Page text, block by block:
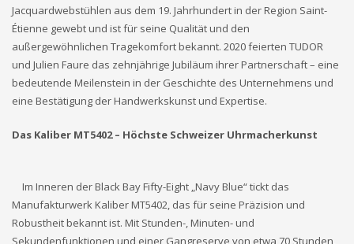
Jacquardwebstühlen aus dem 19. Jahrhundert in der Region Saint-
Étienne gewebt und ist für seine Qualität und den
außergewöhnlichen Tragekomfort bekannt. 2020 feierten TUDOR
und Julien Faure das zehnjährige Jubiläum ihrer Partnerschaft – eine
bedeutende Meilenstein in der Geschichte des Unternehmens und
eine Bestätigung der Handwerkskunst und Expertise.
Das Kaliber MT5402 – Höchste Schweizer Uhrmacherkunst
Im Inneren der Black Bay Fifty-Eight „Navy Blue“ tickt das
Manufakturwerk Kaliber MT5402, das für seine Präzision und
Robustheit bekannt ist. Mit Stunden-, Minuten- und
Sekundenfunktionen und einer Gangreserve von etwa 70 Stunden,